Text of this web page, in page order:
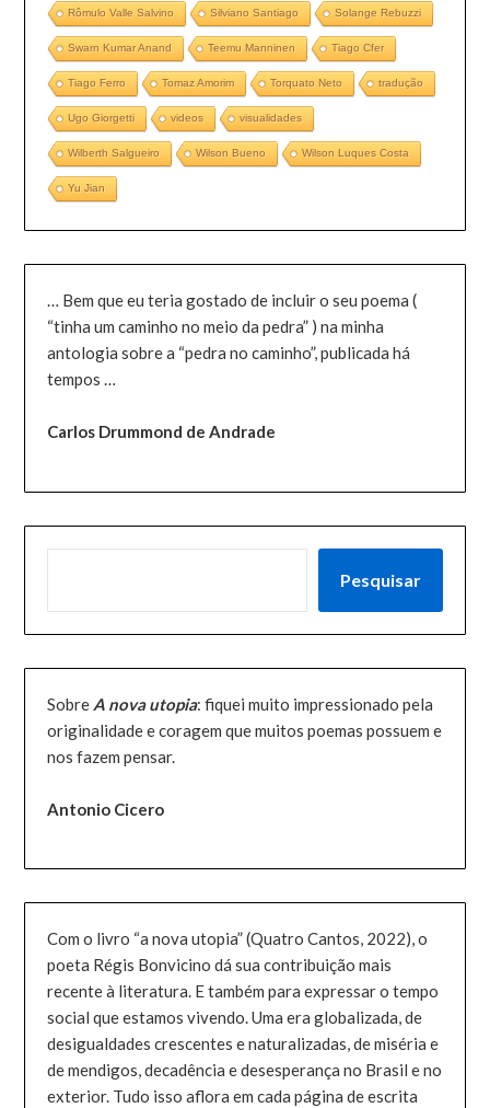
Rômulo Valle Salvino Silviano Santiago Solange Rebuzzi
Swarn Kumar Anand Teemu Manninen Tiago Cfer
Tiago Ferro Tomaz Amorim Torquato Neto tradução
Ugo Giorgetti videos visualidades
Wilberth Salgueiro Wilson Bueno Wilson Luques Costa
Yu Jian
… Bem que eu teria gostado de incluir o seu poema (
“tinha um caminho no meio da pedra” ) na minha
antologia sobre a “pedra no caminho”, publicada há
tempos …
Carlos Drummond de Andrade
Pesquisar
Sobre A nova utopia: fiquei muito impressionado pela
originalidade e coragem que muitos poemas possuem e
nos fazem pensar.
Antonio Cicero
Com o livro “a nova utopia” (Quatro Cantos, 2022), o
poeta Régis Bonvicino dá sua contribuição mais
recente à literatura. E também para expressar o tempo
social que estamos vivendo. Uma era globalizada, de
desigualdades crescentes e naturalizadas, de miséria e
de mendigos, decadência e desesperança no Brasil e no
exterior. Tudo isso aflora em cada página de escrita